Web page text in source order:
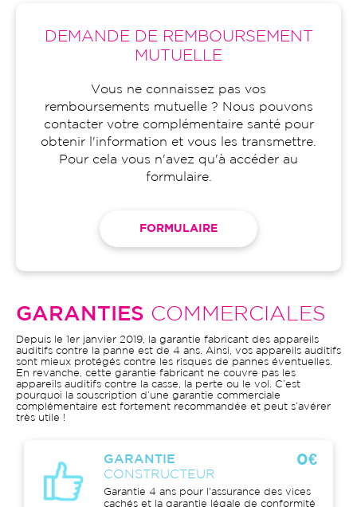
DEMANDE DE REMBOURSEMENT
MUTUELLE
Vous ne connaissez pas vos
remboursements mutuelle ? Nous pouvons
contacter votre complémentaire santé pour
obtenir l'information et vous les transmettre.
Pour cela vous n'avez qu'à accéder au
formulaire.
FORMULAIRE
GARANTIES COMMERCIALES
Depuis le 1er janvier 2019, la garantie fabricant des appareils
auditifs contre la panne est de 4 ans. Ainsi, vos appareils auditifs
sont mieux protégés contre les risques de pannes éventuelles.
En revanche, cette garantie fabricant ne couvre pas les
appareils auditifs contre la casse, la perte ou le vol. C’est
pourquoi la souscription d’une garantie commerciale
complémentaire est fortement recommandée et peut s’avérer
très utile !
GARANTIE
CONSTRUCTEUR
0€
Garantie 4 ans pour l'assurance des vices
cachés et la garantie légale de conformité